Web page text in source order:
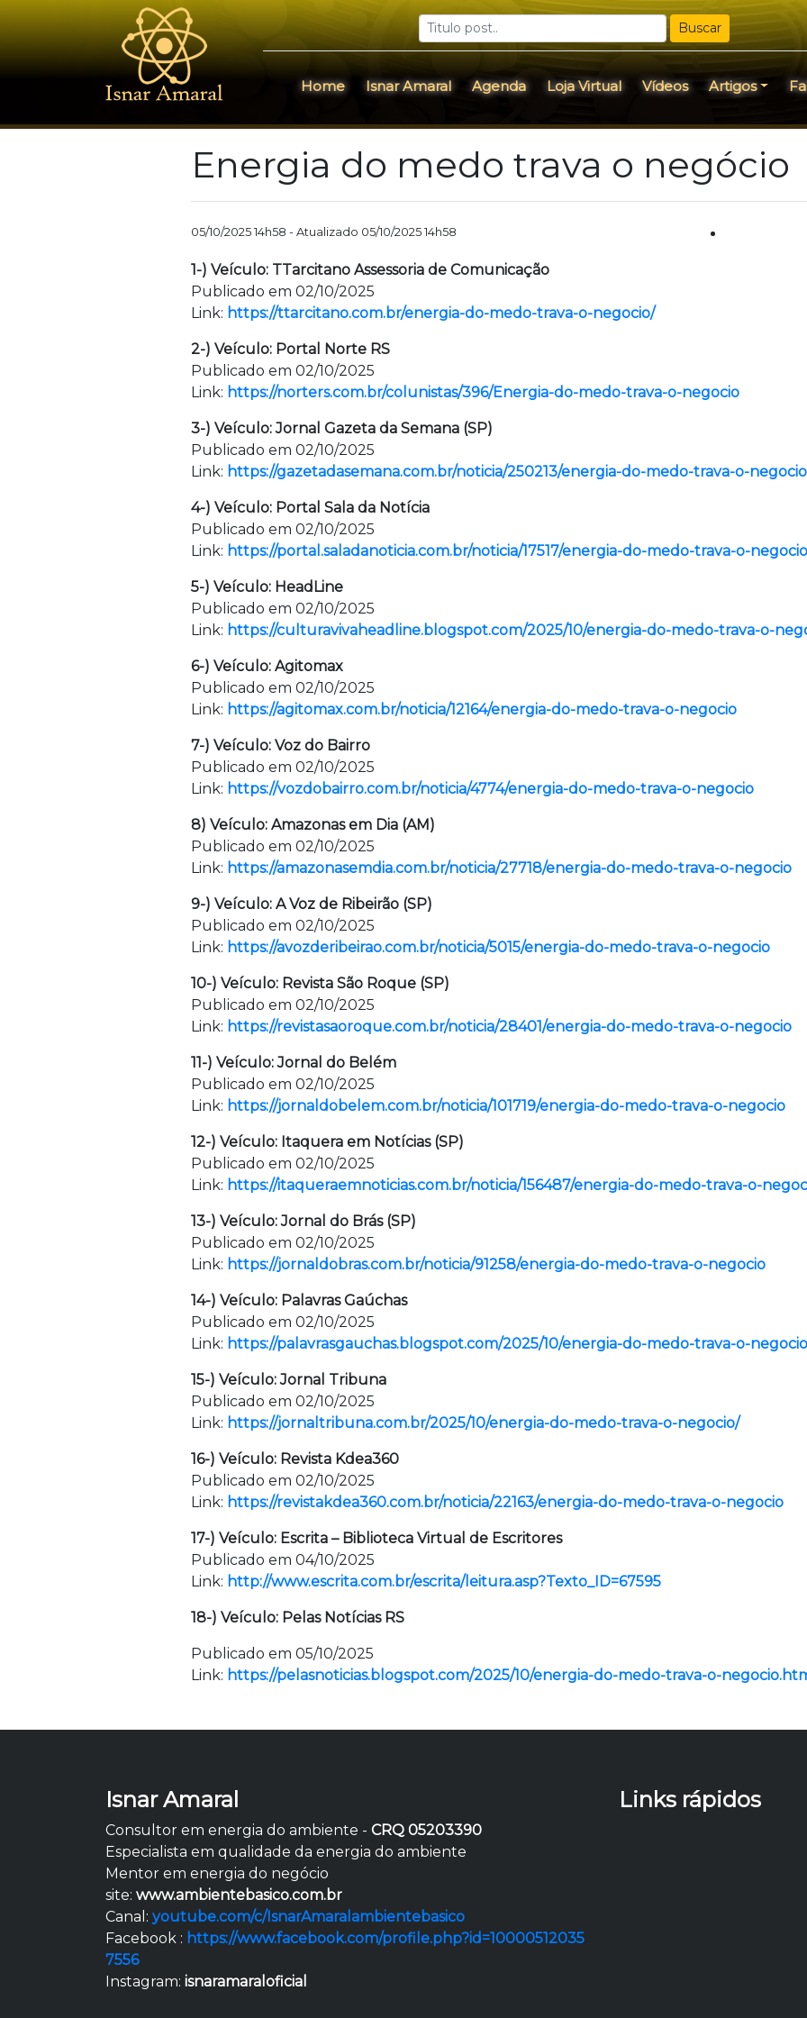
Buscar
Home Isnar Amaral Agenda Loja Virtual Vídeos Artigos
Energia do medo trava o negócio
05/10/2025 14h58 - Atualizado 05/10/2025 14h58
1-) Veículo: TTarcitano Assessoria de Comunicação
Publicado em 02/10/2025
Link: https://ttarcitano.com.br/energia-do-medo-trava-o-negocio/
2-) Veículo: Portal Norte RS
Publicado em 02/10/2025
Link: https://norters.com.br/colunistas/396/Energia-do-medo-trava-o-negocio
3-) Veículo: Jornal Gazeta da Semana (SP)
Publicado em 02/10/2025
Link: https://gazetadasemana.com.br/noticia/250213/energia-do-medo-trava-o-negocio
4-) Veículo: Portal Sala da Notícia
Publicado em 02/10/2025
Link: https://portal.saladanoticia.com.br/noticia/17517/energia-do-medo-trava-o-negocio
5-) Veículo: HeadLine
Publicado em 02/10/2025
Link: https://culturavivaheadline.blogspot.com/2025/10/energia-do-medo-trava-o-
6-) Veículo: Agitomax
Publicado em 02/10/2025
Link: https://agitomax.com.br/noticia/12164/energia-do-medo-trava-o-negocio
7-) Veículo: Voz do Bairro
Publicado em 02/10/2025
Link: https://vozdobairro.com.br/noticia/4774/energia-do-medo-trava-o-negocio
8) Veículo: Amazonas em Dia (AM)
Publicado em 02/10/2025
Link: https://amazonasemdia.com.br/noticia/27718/energia-do-medo-trava-o-negocio
9-) Veículo: A Voz de Ribeirão (SP)
Publicado em 02/10/2025
Link: https://avozderibeirao.com.br/noticia/5015/energia-do-medo-trava-o-negocio
10-) Veículo: Revista São Roque (SP)
Publicado em 02/10/2025
Link: https://revistasaoroque.com.br/noticia/28401/energia-do-medo-trava-o-negocio
11-) Veículo: Jornal do Belém
Publicado em 02/10/2025
Link: https://jornaldobelem.com.br/noticia/101719/energia-do-medo-trava-o-negocio
12-) Veículo: Itaquera em Notícias (SP)
Publicado em 02/10/2025
Link: https://itaqueraemnoticias.com.br/noticia/156487/energia-do-medo-trava-o-
13-) Veículo: Jornal do Brás (SP)
Publicado em 02/10/2025
Link: https://jornaldobras.com.br/noticia/91258/energia-do-medo-trava-o-negocio
14-) Veículo: Palavras Gaúchas
Publicado em 02/10/2025
Link: https://palavrasgauchas.blogspot.com/2025/10/energia-do-medo-trava-o-
15-) Veículo: Jornal Tribuna
Publicado em 02/10/2025
Link: https://jornaltribuna.com.br/2025/10/energia-do-medo-trava-o-negocio/
16-) Veículo: Revista Kdea360
Publicado em 02/10/2025
Link: https://revistakdea360.com.br/noticia/22163/energia-do-medo-trava-o-negocio
17-) Veículo: Escrita – Biblioteca Virtual de Escritores
Publicado em 04/10/2025
Link: http://www.escrita.com.br/escrita/leitura.asp?Texto_ID=67595
18-) Veículo: Pelas Notícias RS
Publicado em 05/10/2025
Link: https://pelasnoticias.blogspot.com/2025/10/energia-do-medo-trava-o-
Isnar Amaral
Consultor em energia do ambiente - CRQ 05203390
Especialista em qualidade da energia do ambiente
Mentor em energia do negócio
site: www.ambientebasico.com.br
Canal: youtube.com/c/IsnarAmaralambientebasico
Facebook : https://www.facebook.com/profile.php?id=10000512035
7556
Instagram: isnaramaraloficial
Links rápidos